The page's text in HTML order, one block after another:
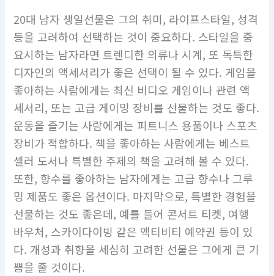
20대 남자 생일선물은 그의 취미, 라이프스타일, 성격
등을 고려하여 선택하는 것이 중요하다. 스타일을 중
요시하는 남자라면 트렌디한 의류나 시계, 또 독특한
디자인의 액세서리가 좋은 선택이 될 수 있다. 게임을
좋아하는 사람에게는 최신 비디오 게임이나 관련 액
세서리, 또는 고급 게이밍 장비를 선물하는 것도 좋다.
운동을 즐기는 사람에게는 피트니스 용품이나 스포츠
장비가 적합하다. 책을 좋아하는 사람에게는 베스트
셀러 도서나 특별한 주제의 책을 고려해 볼 수 있다.
또한, 향수를 좋아하는 남자에게는 고급 향수나 그루
밍 제품도 좋은 옵션이다. 마지막으로, 특별한 경험을
선물하는 것도 좋은데, 예를 들어 콘서트 티켓, 여행
바우처, 스카이다이빙 같은 액티비티 예약권 등이 있
다. 개성과 취향을 세심히 고려한 선물은 그에게 큰 기
쁨을 줄 것이다.